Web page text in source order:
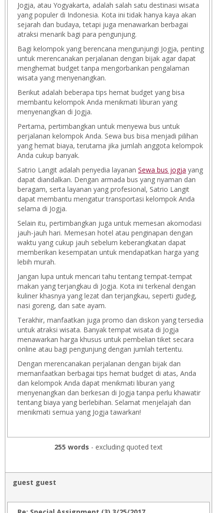
Jogja, atau Yogyakarta, adalah salah satu destinasi wisata
yang populer di Indonesia. Kota ini tidak hanya kaya akan
sejarah dan budaya, tetapi juga menawarkan berbagai
atraksi menarik bagi para pengunjung.
Bagi kelompok yang berencana mengunjungi Jogja, penting
untuk merencanakan perjalanan dengan bijak agar dapat
menghemat budget tanpa mengorbankan pengalaman
wisata yang menyenangkan.
Berikut adalah beberapa tips hemat budget yang bisa
membantu kelompok Anda menikmati liburan yang
menyenangkan di Jogja.
Pertama, pertimbangkan untuk menyewa bus untuk
perjalanan kelompok Anda. Sewa bus bisa menjadi pilihan
yang hemat biaya, terutama jika jumlah anggota kelompok
Anda cukup banyak.
Satrio Langit adalah penyedia layananSewa bus jogja yang
dapat diandalkan. Dengan armada bus yang nyaman dan
beragam, serta layanan yang profesional, Satrio Langit
dapat membantu mengatur transportasi kelompok Anda
selama di Jogja.
Selain itu, pertimbangkan juga untuk memesan akomodasi
jauh-jauh hari. Memesan hotel atau penginapan dengan
waktu yang cukup jauh sebelum keberangkatan dapat
memberikan kesempatan untuk mendapatkan harga yang
lebih murah.
Jangan lupa untuk mencari tahu tentang tempat-tempat
makan yang terjangkau di Jogja. Kota ini terkenal dengan
kuliner khasnya yang lezat dan terjangkau, seperti gudeg,
nasi goreng, dan sate ayam.
Terakhir, manfaatkan juga promo dan diskon yang tersedia
untuk atraksi wisata. Banyak tempat wisata di Jogja
menawarkan harga khusus untuk pembelian tiket secara
online atau bagi pengunjung dengan jumlah tertentu.
Dengan merencanakan perjalanan dengan bijak dan
memanfaatkan berbagai tips hemat budget di atas, Anda
dan kelompok Anda dapat menikmati liburan yang
menyenangkan dan berkesan di Jogja tanpa perlu khawatir
tentang biaya yang berlebihan. Selamat menjelajah dan
menikmati semua yang Jogja tawarkan!
255 words - excluding quoted text
guest guest